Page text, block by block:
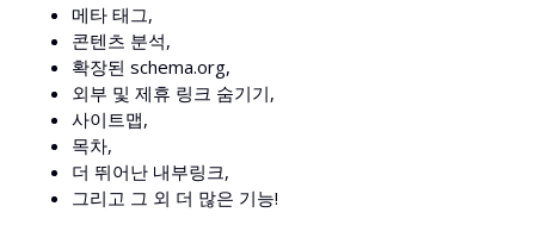
메타 태그,
콘텐츠 분석,
확장된 schema.org,
외부 및 제휴 링크 숨기기,
사이트맵,
목차,
더 뛰어난 내부링크,
그리고 그 외 더 많은 기능!